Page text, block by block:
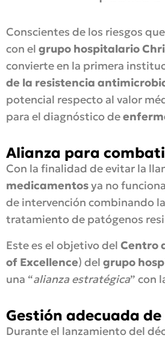
Conscientes de los riesgos
con el grupo hospitalario
convierte en la primera
de la resistencia
potencial respecto al valor
para el diagnóstico de
Alianza para
Con la finalidad de evitar la
medicamentosya no
de intervención combinando
tratamiento de patógenos
Este es el objetivo del Centro
of Excellence) del grupo
una “alianza estratégica” con
Gestión adecuada
Durante el lanzamiento del